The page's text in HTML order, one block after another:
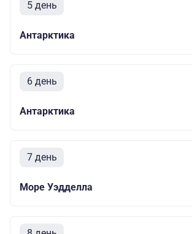
5 день
Антарктика
6 день
Антарктика
7 день
Море Уэдделла